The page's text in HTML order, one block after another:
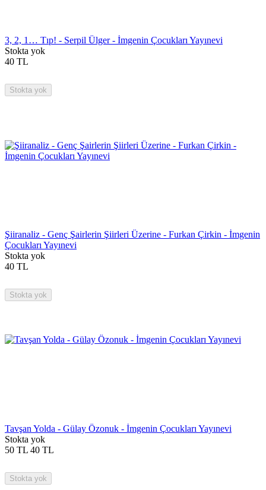
3, 2, 1… Tıp! - Serpil Ülger - İmgenin Çocukları Yayınevi
Stokta yok
40 TL
Stokta yok
Şiiranaliz - Genç Şairlerin Şiirleri Üzerine - Furkan Çirkin - İmgenin
Çocukları Yayınevi
Stokta yok
40 TL
Stokta yok
Tavşan Yolda - Gülay Özonuk - İmgenin Çocukları Yayınevi
Stokta yok
50 TL 40 TL
Stokta yok